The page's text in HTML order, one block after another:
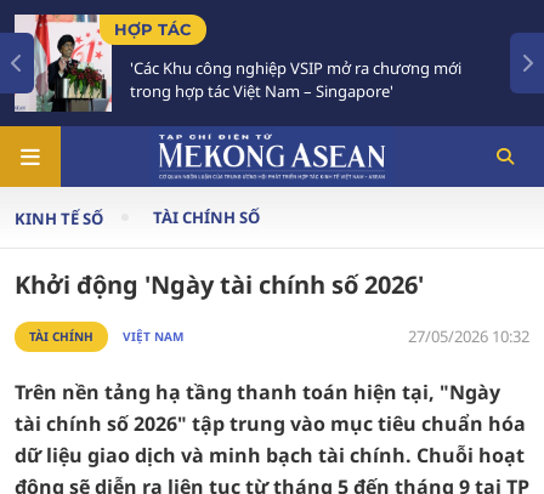
VSIP mở ra chương mới
Nam – Singapore'
Việt Nam - Thái
Chiến lược 'Ba kết
KINH TẾ SỐ TÀI CHÍNH SỐ
Khởi động 'Ngày tài chính số 2026'
TÀI CHÍNH VIỆT NAM 27/05/2026 10:32
Trên nền tảng hạ tầng thanh toán hiện tại, "Ngày
tài chính số 2026" tập trung vào mục tiêu chuẩn hóa
dữ liệu giao dịch và minh bạch tài chính. Chuỗi hoạt
động sẽ diễn ra liên tục từ tháng 5 đến tháng 9 tại TP